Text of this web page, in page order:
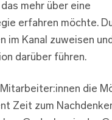
mehr über eine
erfahren möchte.
im Kanal zuweisen
darüber führen.
Mitarbeiter:innen die
Zeit zum